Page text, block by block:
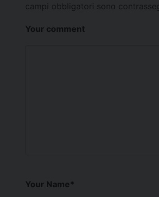
campi obbligatori sono
Your comment
Your Name*